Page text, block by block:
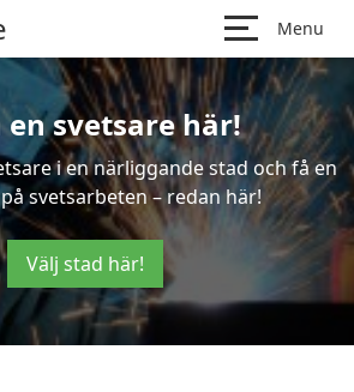
Menu
svetsare här!
i en närliggande stad och få en
svetsarbeten – redan här!
Välj stad här!